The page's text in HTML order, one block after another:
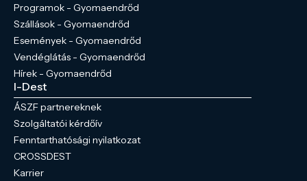
Programok - Gyomaendrőd
Szállások - Gyomaendrőd
Események - Gyomaendrőd
Vendéglátás - Gyomaendrőd
Hírek - Gyomaendrőd
I-Dest
ÁSZF partnereknek
Szolgáltatói kérdőív
Fenntarthatósági nyilatkozat
CROSSDEST
Karrier